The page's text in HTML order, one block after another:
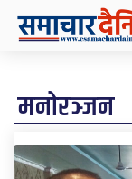
मनोरञ्जन